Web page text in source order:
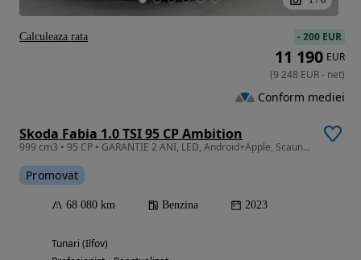
Skoda Fabia 1.0 TSI 95 CP Ambition
999 cm3 • 95 CP • GARANTIE 2 ANI, LED, Android+Apple, Scaune incalzite, AC
Promovat
68 080 km Benzina 2023
Tunari (Ilfov)
-200 EUR
11 190 EUR
(9 248 EUR- net)
Conform mediei
Calculeaza rata